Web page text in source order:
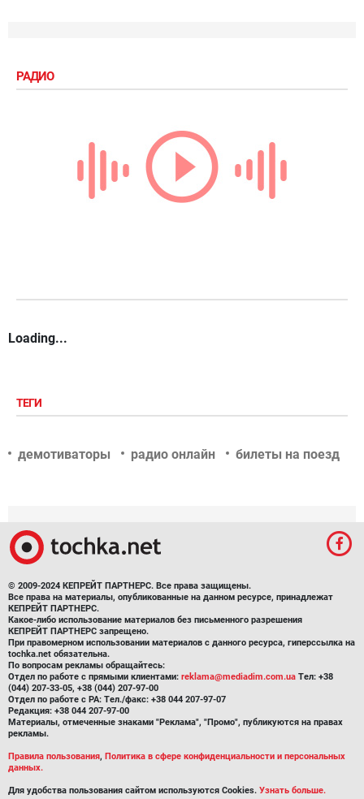
РАДИО
Loading...
ТЕГИ
демотиваторы радио онлайн билеты на поезд
© 2009-2024 КЕПРЕЙТ ПАРТНЕРС. Все права защищены.
Все права на материалы, опубликованные на данном ресурсе, принадлежат
КЕПРЕЙТ ПАРТНЕРС.
Какое-либо использование материалов без письменного разрешения
КЕПРЕЙТ ПАРТНЕРС запрещено.
При правомерном использовании материалов с данного ресурса, гиперссылка на
tochka.net обязательна.
По вопросам рекламы обращайтесь:
Отдел по работе с прямыми клиентами: reklama@mediadim.com.ua Тел: +38
(044) 207-33-05, +38 (044) 207-97-00
Отдел по работе с РА: Тел./факс: +38 044 207-97-07
Редакция: +38 044 207-97-00
Материалы, отмеченные знаками "Реклама", "Промо", публикуются на правах
рекламы.
Правила пользования, Политика в сфере конфиденциальности и персональных
данных.
Для удобства пользования сайтом используются Cookies. Узнать больше.